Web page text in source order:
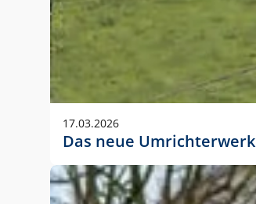
DIN lang – 10 mm hoch (5 %)
1080 x 1080 px – 78 px hoch
In Ausnahmefällen darf das
stets der vorherigen Absprache
17.03.2026
Das neue